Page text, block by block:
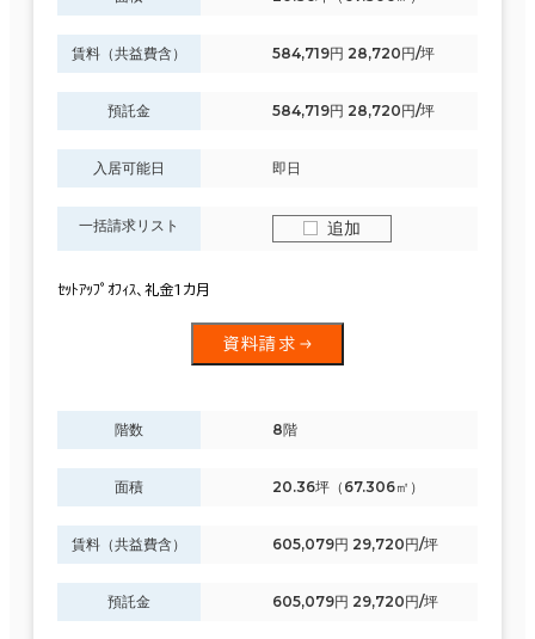
賃料（共益費含） 584,719円 28,720円/坪
預託金 584,719円 28,720円/坪
入居可能日 即日
一括請求リスト 追加
ｾｯﾄｱｯﾌﾟｵﾌｨｽ、礼金1カ月
資料請求
階数 8階
面積 20.36坪（67.306㎡）
賃料（共益費含） 605,079円 29,720円/坪
預託金 605,079円 29,720円/坪